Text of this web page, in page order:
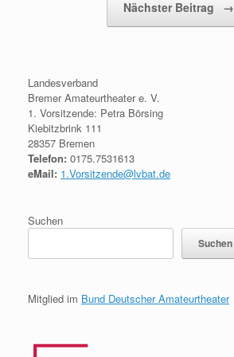
Nächster Beitrag →
Landesverband
Bremer Amateurtheater e. V.
1. Vorsitzende: Petra Börsing
Kiebitzbrink 111
28357 Bremen
Telefon: 0175.7531613
eMail: 1.Vorsitzende@lvbat.de
Suchen
Suchen
Mitglied im Bund Deutscher Amateurtheater